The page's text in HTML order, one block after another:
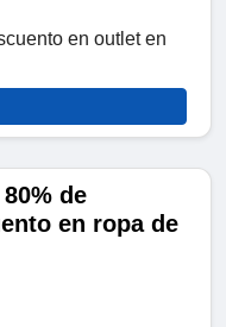
en outlet en
de
en ropa de